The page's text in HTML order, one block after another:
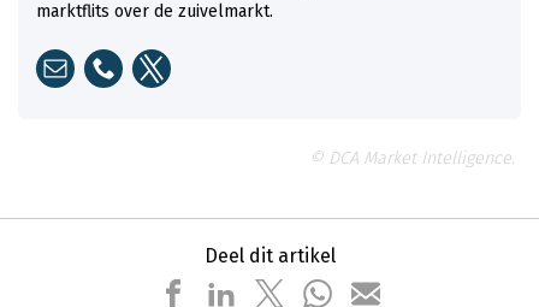
marktflits over de zuivelmarkt.
© DCA Market Intelligence.
Deel dit artikel